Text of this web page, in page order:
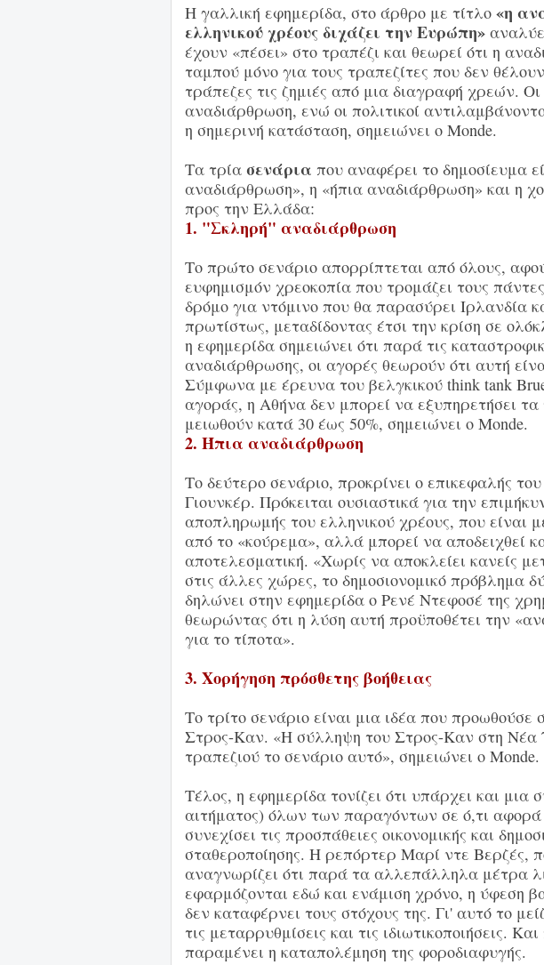
Η γαλλική εφημερίδα, στο άρθρο με τίτλο «η
ελληνικού χρέους διχάζει την Ευρώπη»
έχουν «πέσει» στο τραπέζι και θεωρεί ότι η
ταμπού μόνο για τους τραπεζίτες που δεν
τράπεζες τις ζημιές από μια διαγραφή χρεών.
αναδιάρθρωση, ενώ οι πολιτικοί
η σημερινή κατάσταση, σημειώνει ο Monde.
Τα τρία σενάρια που αναφέρει το δημοσίευμα
αναδιάρθρωση», η «ήπια αναδιάρθρωση» και η
προς την Ελλάδα:
1. "Σκληρή" αναδιάρθρωση
Το πρώτο σενάριο απορρίπτεται από όλους,
ευφημισμόν χρεοκοπία που τρομάζει τους
δρόμο για ντόμινο που θα παρασύρει Ιρλανδία
πρωτίστως, μεταδίδοντας έτσι την κρίση σε
η εφημερίδα σημειώνει ότι παρά τις
αναδιάρθρωσης, οι αγορές θεωρούν ότι αυτή
Σύμφωνα με έρευνα του βελγκικού think tank
αγοράς, η Αθήνα δεν μπορεί να εξυπηρετήσει
μειωθούν κατά 30 έως 50%, σημειώνει ο Monde.
2. Ήπια αναδιάρθρωση
Το δεύτερο σενάριο, προκρίνει ο επικεφαλής
Γιουνκέρ. Πρόκειται ουσιαστικά για την
αποπληρωμής του ελληνικού χρέους, που είναι
από το «κούρεμα», αλλά μπορεί να αποδειχθεί
αποτελεσματική. «Χωρίς να αποκλείει κανείς
στις άλλες χώρες, το δημοσιονομικό πρόβλημα
δηλώνει στην εφημερίδα ο Ρενέ Ντεφοσέ της
θεωρώντας ότι η λύση αυτή προϋποθέτει την
για το τίποτα».
3. Χορήγηση πρόσθετης βοήθειας
Το τρίτο σενάριο είναι μια ιδέα που προωθούσε
Στρος-Καν. «Η σύλληψη του Στρος-Καν στη Νέα
τραπεζιού το σενάριο αυτό», σημειώνει ο Monde.
Τέλος, η εφημερίδα τονίζει ότι υπάρχει και μια
αιτήματος) όλων των παραγόντων σε ό,τι
συνεχίσει τις προσπάθειες οικονομικής και
σταθεροποίησης. Η ρεπόρτερ Μαρί ντε Βερζές,
αναγνωρίζει ότι παρά τα αλλεπάλληλα μέτρα
εφαρμόζονται εδώ και ενάμιση χρόνο, η ύφεση
δεν καταφέρνει τους στόχους της. Γι' αυτό το
τις μεταρρυθμίσεις και τις ιδιωτικοποιήσεις.
παραμένει η καταπολέμηση της φοροδιαφυγής.